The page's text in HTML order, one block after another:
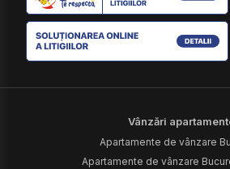
Vânzări
Apartamente de vânzare
Apartamente de vânzare